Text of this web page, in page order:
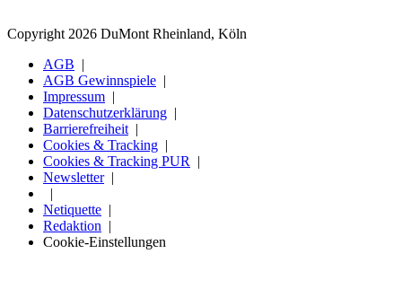
Copyright 2026 DuMont Rheinland, Köln
AGB
AGB Gewinnspiele
Impressum
Datenschutzerklärung
Barrierefreiheit
Cookies & Tracking
Cookies & Tracking PUR
Newsletter
Netiquette
Redaktion
Cookie-Einstellungen